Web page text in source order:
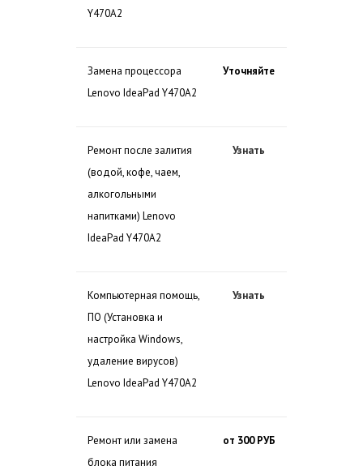
Y470A2
Замена процессора
Lenovo IdeaPad Y470A2
Уточняйте
Ремонт после залития
(водой, кофе, чаем,
алкогольными
напитками) Lenovo
IdeaPad Y470A2
Узнать
Компьютерная помощь,
ПО (Установка и
настройка Windows,
удаление вирусов)
Lenovo IdeaPad Y470A2
Узнать
Ремонт или замена
блока питания
от 300 РУБ